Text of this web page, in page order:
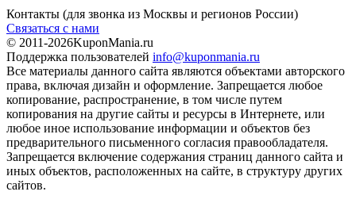
Контакты (для звонка из Москвы и регионов России)
Связаться с нами
© 2011-2026KuponMania.ru
Поддержка пользователей info@kuponmania.ru
Все материалы данного сайта являются объектами авторского
права, включая дизайн и оформление. Запрещается любое
копирование, распространение, в том числе путем
копирования на другие сайты и ресурсы в Интернете, или
любое иное использование информации и объектов без
предварительного письменного согласия правообладателя.
Запрещается включение содержания страниц данного сайта и
иных объектов, расположенных на сайте, в структуру других
сайтов.